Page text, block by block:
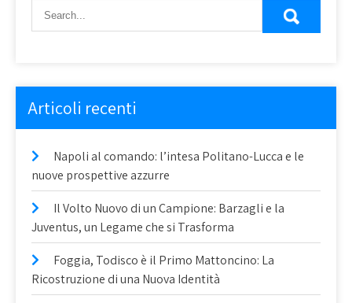
Articoli recenti
Napoli al comando: l’intesa Politano-Lucca e le
nuove prospettive azzurre
Il Volto Nuovo di un Campione: Barzagli e la
Juventus, un Legame che si Trasforma
Foggia, Todisco è il Primo Mattoncino: La
Ricostruzione di una Nuova Identità